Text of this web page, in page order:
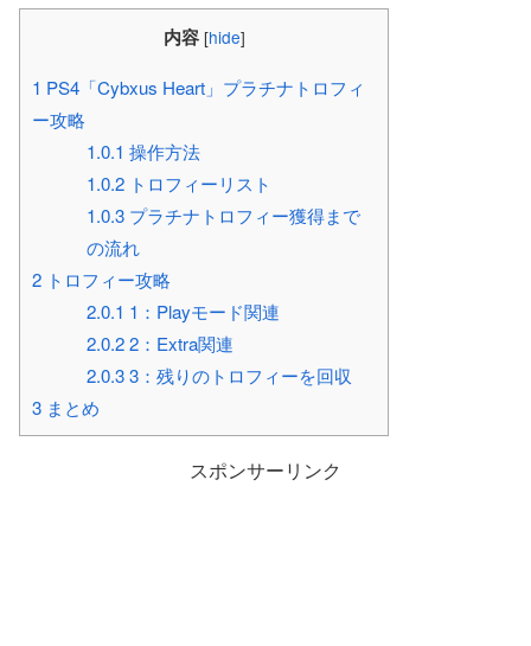
内容 [hide]
1 PS4「Cybxus Heart」プラチナトロフィ
ー攻略
1.0.1 操作方法
1.0.2トロフィーリスト
1.0.3プラチナトロフィー獲得まで
の流れ
2 トロフィー攻略
2.0.1 1：Playモード関連
2.0.22：Extra関連
2.0.33：残りのトロフィーを回収
3 まとめ
スポンサーリンク